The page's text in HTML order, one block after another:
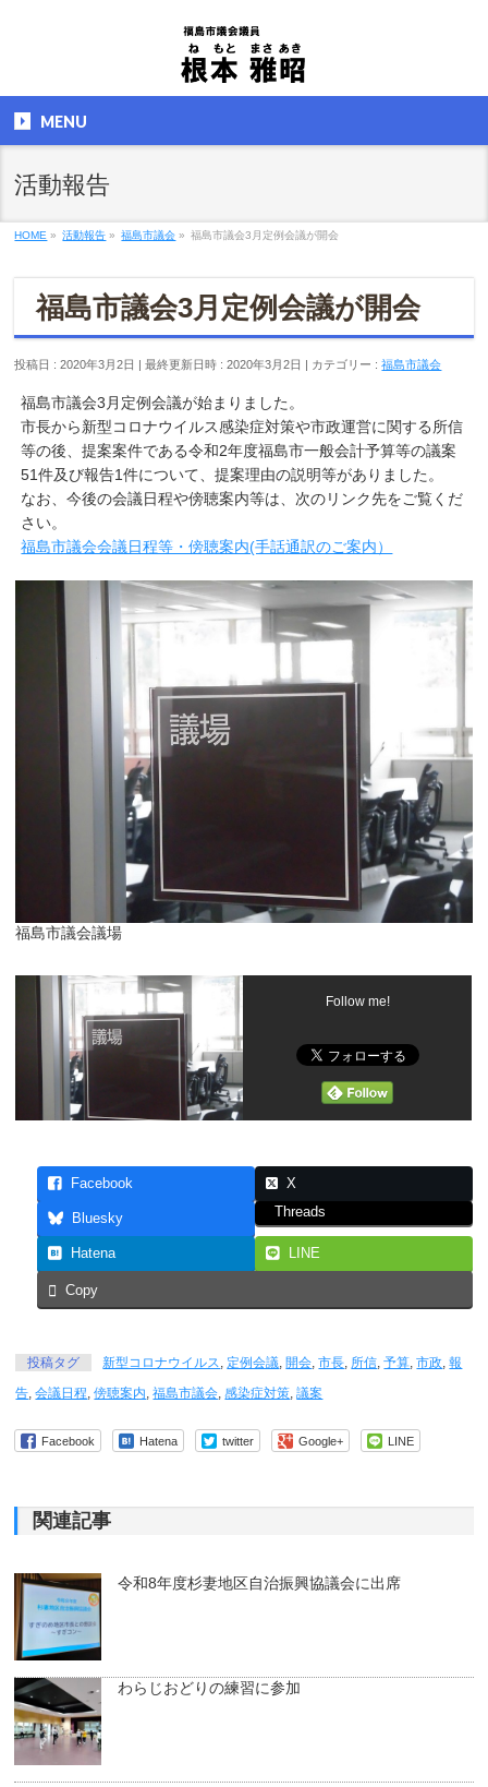
MENU
活動報告
HOME » 活動報告 » 福島市議会 » 福島市議会3月定例会議が開会
福島市議会3月定例会議が開会
投稿日 : 2020年3月2日 最終更新日時 : 2020年3月2日 カテゴリー :福島市議会
福島市議会3月定例会議が始まりました。
市長から新型コロナウイルス感染症対策や市政運営に関する所信
等の後、提案案件である令和2年度福島市一般会計予算等の議案
51件及び報告1件について、提案理由の説明等がありました。
なお、今後の会議日程や傍聴案内等は、次のリンク先をご覧くだ
さい。
福島市議会会議日程等・傍聴案内(手話通訳のご案内）
福島市議会議場
Follow me!
Facebook X
Bluesky Threads
Hatena LINE
Copy
投稿タグ 新型コロナウイルス, 定例会議, 開会,市長, 所信,予算,市政,報
告,会議日程,傍聴案内,福島市議会,感染症対策,議案
Facebook Hatena twitter Google+ LINE
関連記事
令和8年度杉妻地区自治振興協議会に出席
わらじおどりの練習に参加